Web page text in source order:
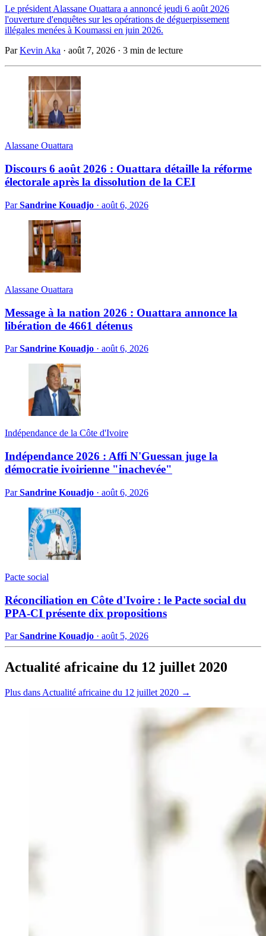
Le président Alassane Ouattara a annoncé jeudi 6 août 2026
l'ouverture d'enquêtes sur les opérations de déguerpissement
illégales menées à Koumassi en juin 2026.
ParKevin Aka · août 7, 2026 · 3 min de lecture
Alassane Ouattara
Discours 6 août 2026 : Ouattara détaille la réforme
électorale après la dissolution de la CEI
ParSandrine Kouadjo · août 6, 2026
Alassane Ouattara
Message à la nation 2026 : Ouattara annonce la
libération de 4661 détenus
ParSandrine Kouadjo · août 6, 2026
Indépendance de la Côte d'Ivoire
Indépendance 2026 : Affi N'Guessan juge la
démocratie ivoirienne "inachevée"
ParSandrine Kouadjo · août 6, 2026
Pacte social
Réconciliation en Côte d'Ivoire : le Pacte social du
PPA-CI présente dix propositions
ParSandrine Kouadjo · août 5, 2026
Actualité africaine du 12 juillet 2020
Plus dans Actualité africaine du 12 juillet 2020 →